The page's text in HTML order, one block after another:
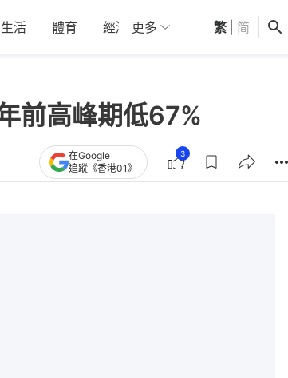
生活 體育 經濟 01深圳 觀點 健康
更多 繁 简
前高峰期低67%
在Google
追蹤《香港01》
3